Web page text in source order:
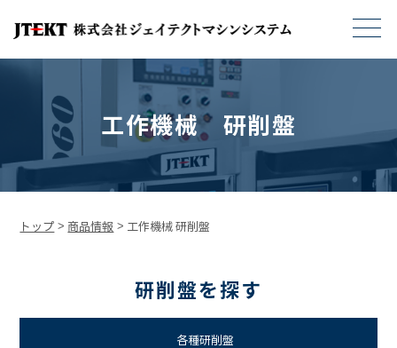
工作機械 研削盤
トップ > 商品情報 > 工作機械 研削盤
研削盤を探す
各種研削盤